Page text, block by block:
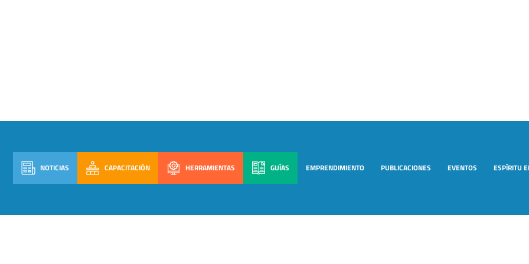
NOTICIAS CAPACITACIÓN HERRAMIENTAS GUÍAS EMPRENDIMIENTO PUBLICACIONES EVENTOS ESPÍRITU